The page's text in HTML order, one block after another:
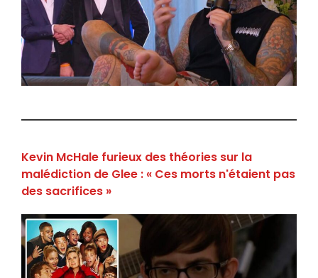
Kevin McHale furieux des théories sur la
malédiction de Glee : « Ces morts n'étaient pas
des sacrifices »